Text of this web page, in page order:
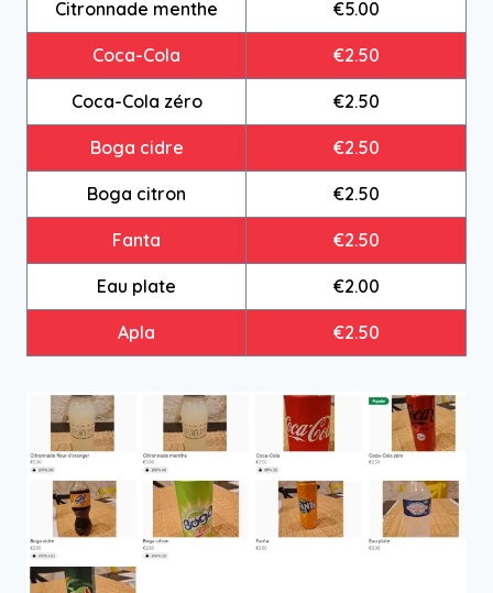
Citronnade menthe €5.00
Coca-Cola €2.50
Coca-Cola zéro €2.50
Boga cidre €2.50
Boga citron €2.50
Fanta €2.50
Eau plate €2.00
Apla €2.50